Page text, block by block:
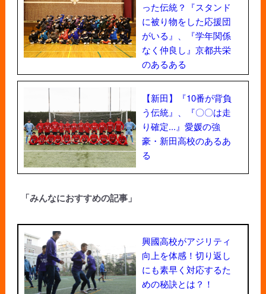
った伝統？『スタンド
に被り物をした応援団
がいる』、『学年関係
なく仲良し』京都共栄
のあるある
【新田】『10番が背負
う伝統』、『〇〇は走
り確定...』愛媛の強
豪・新田高校のあるあ
る
「みんなにおすすめの記事」
興國高校がアジリティ
向上を体感！切り返し
にも素早く対応するた
めの秘訣とは？！